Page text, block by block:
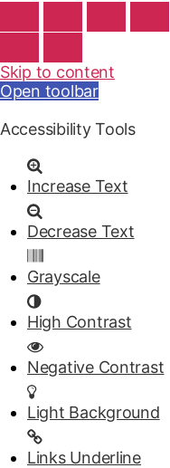
Skip to content
Open toolbar
Accessibility Tools
Increase Text
Decrease Text
Grayscale
High Contrast
Negative Contrast
Light Background
Links Underline